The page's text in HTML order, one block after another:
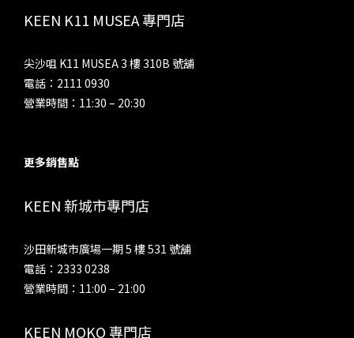
KEEN K11 MUSEA 專門店
尖沙咀 K11 MUSEA 3 樓 310B 號舖
電話：2111 0930
營業時間：11:30 – 20:30
更多銷售點
KEEN 新城市專門店
沙田新城市廣場一期 5 樓 531 號舖
電話：2333 0238
營業時間：11:00 – 21:00
KEEN MOKO 專門店